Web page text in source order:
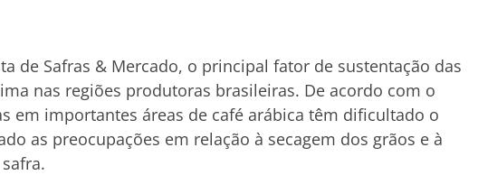
de Safras & Mercado, o principal fator de sustentação das
nas regiões produtoras brasileiras. De acordo com o
em importantes áreas de café arábica têm dificultado o
as preocupações em relação à secagem dos grãos e à